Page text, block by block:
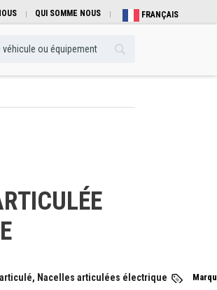
QUI SOMME NOUS FRANÇAIS
Nacelles articulées électrique